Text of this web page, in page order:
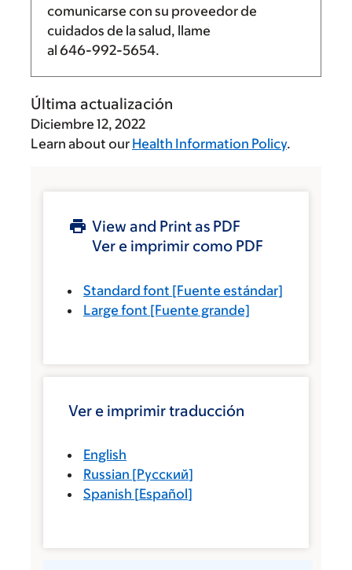
comunicarse con su proveedor de
cuidados de la salud, llame
al 646-992-5654.
Última actualización
Diciembre 12, 2022
Learn about our Health Information Policy.
View and Print as PDF
Ver e imprimir como PDF
Standard font [Fuente estándar]
Large font [Fuente grande]
Ver e imprimir traducción
English
Russian [Русский]
Spanish [Español]